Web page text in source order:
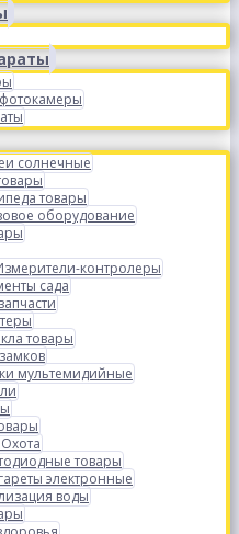
солнечные
товары
оборудование
контролеры
сада
товары
мультемидийные
товары
электронные
воды